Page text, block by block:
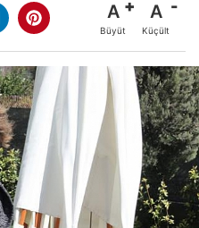
A
Büyüt
A
Küçült